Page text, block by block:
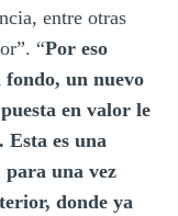
entre otras
“Por eso
fondo, un nuevo
en valor le
es una
una vez
donde ya